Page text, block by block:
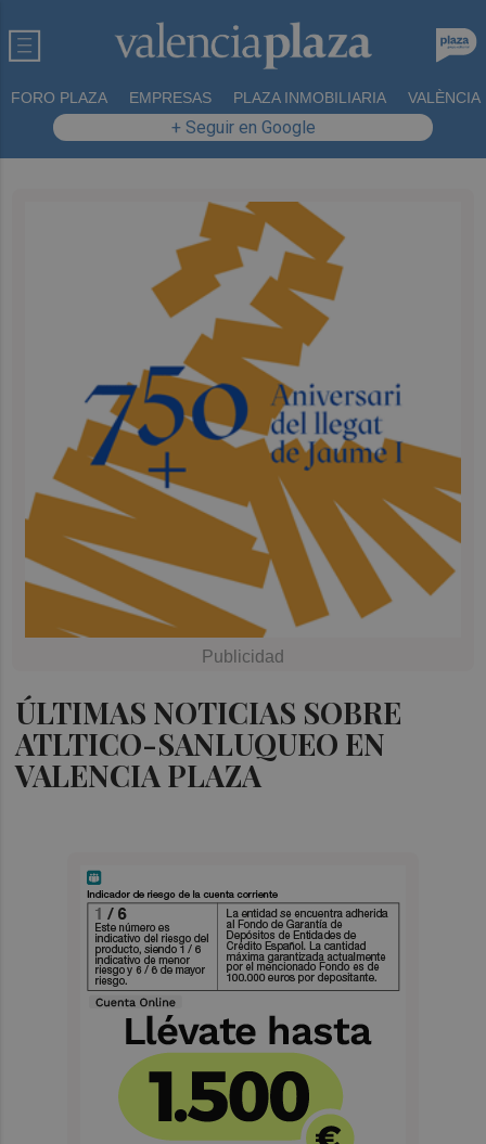
FORO PLAZA EMPRESAS PLAZA INMOBILIARIA VALÈNCIA
+ Seguir en Google
ÚLTIMAS NOTICIAS SOBRE
ATLTICO-SANLUQUEO EN
VALENCIA PLAZA